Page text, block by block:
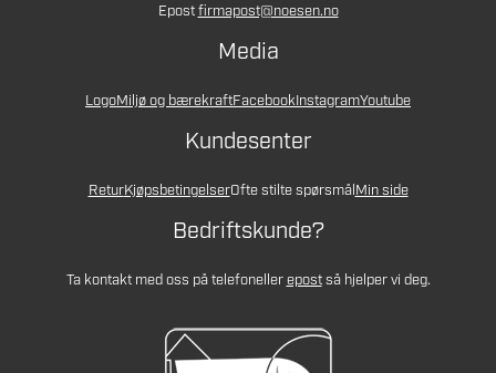
Epostfirmapost@noesen.no
Media
LogoMiljø og bærekraftFacebookInstagramYoutube
Kundesenter
ReturKjøpsbetingelserOfte stilte spørsmålMin side
Bedriftskunde?
Ta kontakt med oss på telefonellerepostså hjelper vi deg.